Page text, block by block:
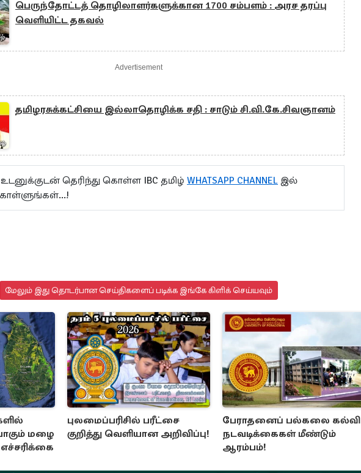
பெருந்தோட்டத் தொழிலாளர்களுக்கான 1700 சம்பளம் : அரச தரப்பு
வெளியிட்ட தகவல்
Advertisement
தமிழரசுக்கட்சியை இல்லாதொழிக்க சதி : சாடும் சி.வி.கே.சிவஞானம்
தெரிந்து கொள்ள IBC தமிழ் WHATSAPP CHANNEL இல்
மேலும் இது தொடர்பான செய்திகளைப் படிக்க இங்கே கிளிக் செய்யவும்
மழை
புலமைப்பரிசில் பரீட்சை
குறித்து வெளியான அறிவிப்பு!
பேராதனைப் பல்கலை கல்வி
நடவடிக்கைகள் மீண்டும்
ஆரம்பம்!